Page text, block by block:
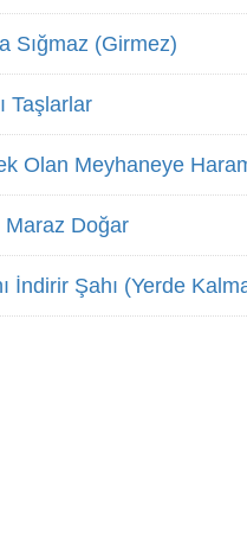
Sığmaz (Girmez)
Taşlarlar
Olan Meyhaneye
Doğar
İndirir Şahı (Yerde